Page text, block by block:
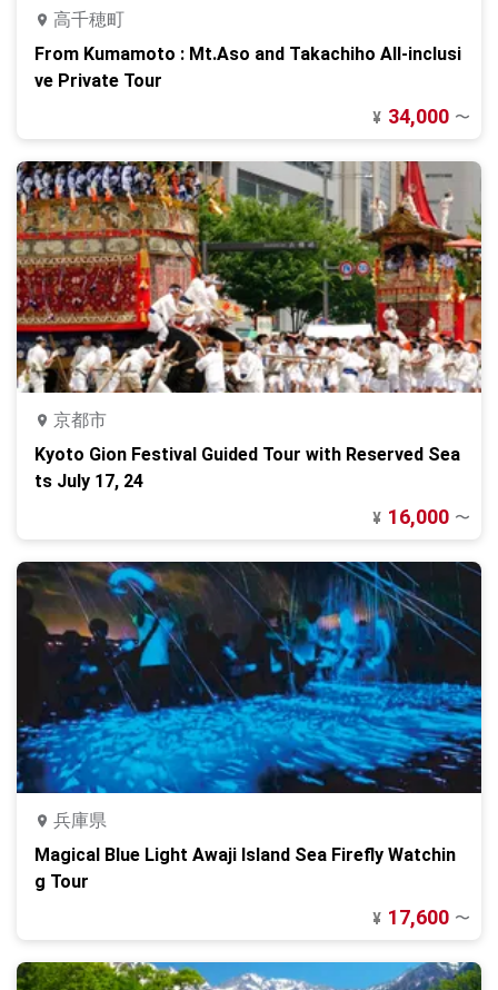
高千穂町
From Kumamoto : Mt.Aso and Takachiho All-inclusi
ve Private Tour
¥ 34,000 〜
京都市
Kyoto Gion Festival Guided Tour with Reserved Sea
ts July 17, 24
¥ 16,000 〜
兵庫県
Magical Blue Light Awaji Island Sea Firefly Watchin
g Tour
¥ 17,600 〜